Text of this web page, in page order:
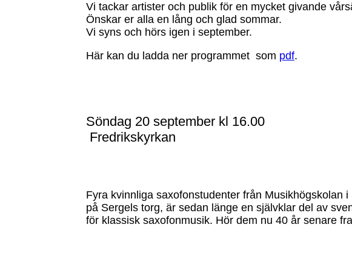
Vi tackar artister och publik för en mycket givande
Önskar er alla en lång och glad sommar.
Vi syns och hörs igen i september.
Här kan du ladda ner programmet som pdf.
Söndag 20 september kl 16.00
Fredrikskyrkan
Fyra kvinnliga saxofonstudenter från Musikhögskolan
på Sergels torg, är sedan länge en självklar del av
för klassisk saxofonmusik. Hör dem nu 40 år senare